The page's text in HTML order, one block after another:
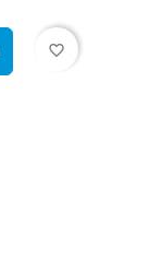
favorite_border